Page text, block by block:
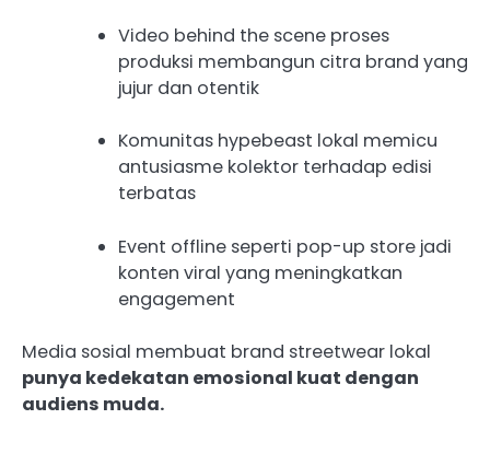
Video behind the scene proses
produksi membangun citra brand yang
jujur dan otentik
Komunitas hypebeast lokal memicu
antusiasme kolektor terhadap edisi
terbatas
Event offline seperti pop-up store jadi
konten viral yang meningkatkan
engagement
Media sosial membuat brand streetwear lokal
punya kedekatan emosional kuat dengan
audiens muda.